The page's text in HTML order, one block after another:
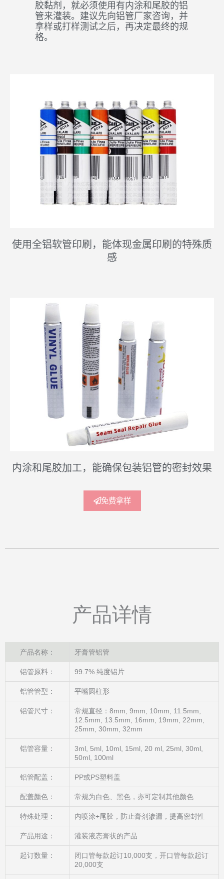
胶黏剂，就必须使用有内涂和尾胶的铝
管来灌装。建议先向铝管厂家咨询，并
拿样或打样测试之后，再决定最终的规
格。
使用全铝软管印刷，能体现金属印刷的特殊质
感
内涂和尾胶加工，能确保包装铝管的密封效果
免费拿样
产品详情
产品名称： 牙膏管铝管
铝管原料： 99.7% 纯度铝片
铝管管型： 平嘴圆柱形
铝管尺寸：
常规直径：8mm, 9mm, 10mm, 11.5mm,
12.5mm, 13.5mm, 16mm, 19mm, 22mm,
25mm, 30mm, 32mm
铝管容量：
3ml, 5ml, 10ml, 15ml, 20 ml, 25ml, 30ml,
50ml, 100ml
铝管配盖： PP或PS塑料盖
配盖颜色： 常规为白色、黑色，亦可定制其他颜色
特殊处理： 内喷涂+尾胶，防止膏剂渗漏，提高密封性
产品用途： 灌装液态膏状的产品
起订数量：
闭口管每款起订10,000支，开口管每款起订
20,000支